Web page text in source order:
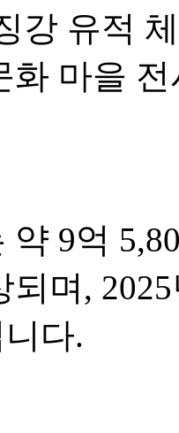
강 유적
화 마을
약 9억
며,
다.